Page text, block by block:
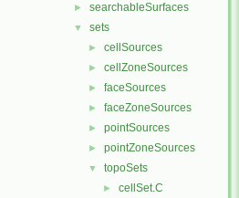
► searchableSurfaces
▼ sets
► cellSources
► cellZoneSources
► faceSources
► faceZoneSources
► pointSources
► pointZoneSources
▼ topoSets
► cellSet.C